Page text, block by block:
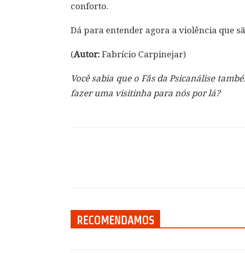
conforto.
Dá para entender agora a violência que
(Autor: Fabrício Carpinejar)
Você sabia que o Fãs da Psicanálise
fazer uma visitinha para nós por lá?
RECOMENDAMOS